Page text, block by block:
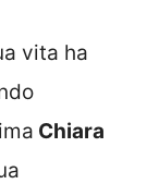
vita ha
Chiara